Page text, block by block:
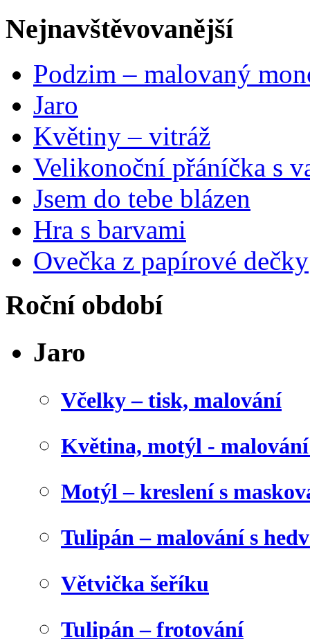
Nejnavštěvovanější
Podzim – malovaný
Jaro
Květiny – vitráž
Velikonoční přáníčka s
Jsem do tebe blázen
Hra s barvami
Ovečka z papírové dečky
Roční období
Jaro
Včelky – tisk, malování
Květina, motýl -
Motýl – kreslení s
Tulipán – malování s
Větvička šeříku
Tulipán – frotování